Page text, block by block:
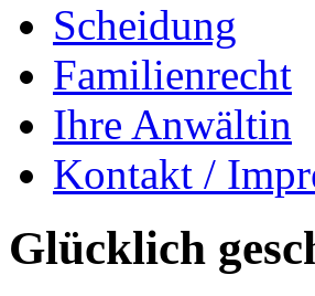
Scheidung
Familienrecht
Ihre Anwältin
Kontakt /
Glücklich